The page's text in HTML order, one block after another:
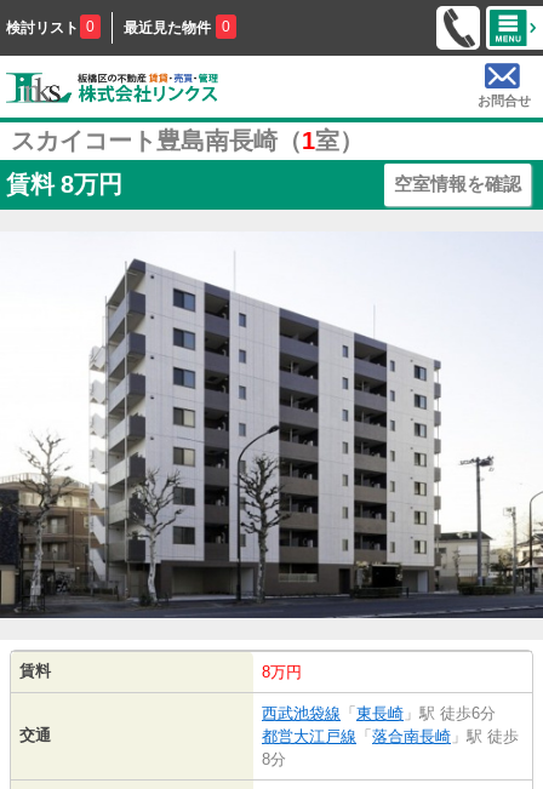
検討リスト 0 最近見た物件 0
お問合せ
スカイコート豊島南長崎（1室）
賃料 8万円 空室情報を確認
賃料 8万円
交通
西武池袋線 「 東長崎 」駅 徒歩6分
都営大江戸線 「 落合南長崎 」駅 徒歩
8分